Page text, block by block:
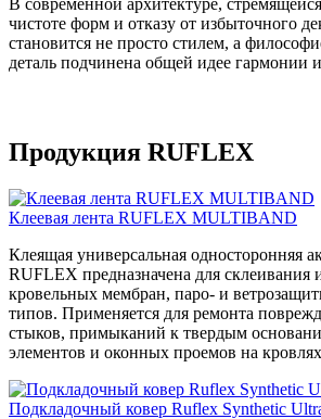
чистоте форм и отказу от избыточного
становится не просто стилем, а
деталь подчинена общей идее гармонии
Продукция RUFLEX
Клеевая лента RUFLEX MULTIBAND
Клеящая универсальная односторонняя
RUFLEX предназначена для склеивания
кровельных мембран, паро- и
типов. Применяется для ремонта
стыков, примыканий к твердым
элементов и оконных проемов на
Подкладочный ковер Ruflex Synthetic